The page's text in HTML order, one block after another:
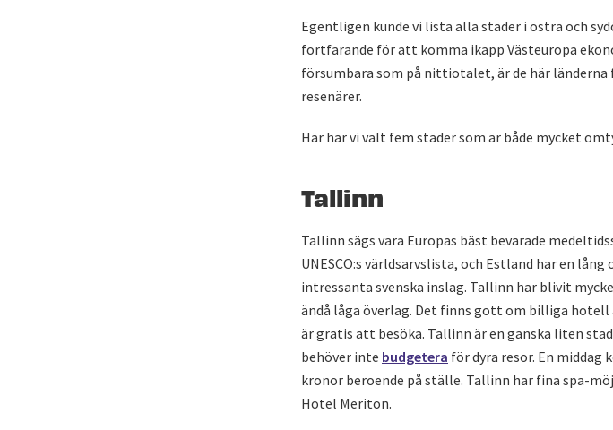
Egentligen kunde vi lista alla städer i östra och
fortfarande för att komma ikapp Västeuropa
försumbara som på nittiotalet, är de här
resenärer.
Här har vi valt fem städer som är både mycket
Tallinn
Tallinn sägs vara Europas bäst bevarade
UNESCO:s världsarvslista, och Estland har en
intressanta svenska inslag. Tallinn har blivit
ändå låga överlag. Det finns gott om billiga hotell
är gratis att besöka. Tallinn är en ganska liten
behöver inte budgetera för dyra resor. En middag
kronor beroende på ställe. Tallinn har fina spa-
Hotel Meriton.